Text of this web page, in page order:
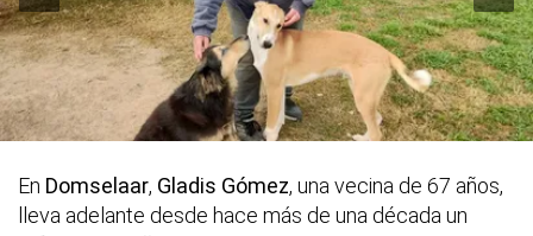
En Domselaar, Gladis Gómez, una vecina de 67 años,
lleva adelante desde hace más de una década un